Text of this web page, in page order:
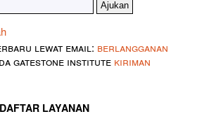
lewat email: berlangganan
gatestone institute kiriman
LAYANAN